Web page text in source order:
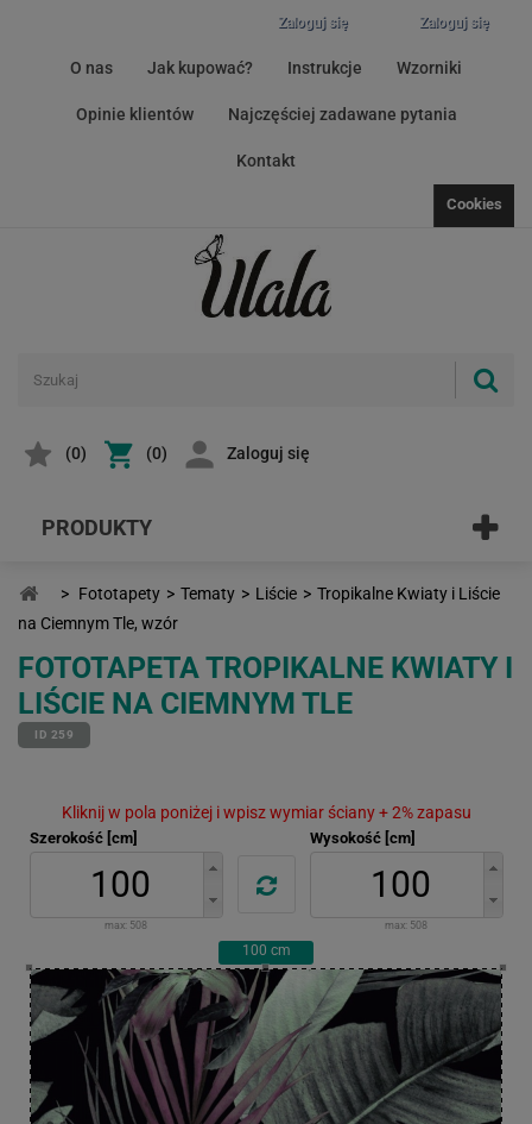
Zaloguj się
Zaloguj się
O nas Jak kupować? Instrukcje Wzorniki
Opinie klientów Najczęściej zadawane pytania
Kontakt
Cookies
(0) (0) Zaloguj się
PRODUKTY
> Fototapety > Tematy > Liście > Tropikalne Kwiaty i Liście
na Ciemnym Tle, wzór
FOTOTAPETA TROPIKALNE KWIATY I
LIŚCIE NA CIEMNYM TLE
ID 259
Kliknij w pola poniżej i wpisz wymiar ściany + 2% zapasu
Szerokość [cm]
max: 508
Wysokość [cm]
max: 508
100 cm